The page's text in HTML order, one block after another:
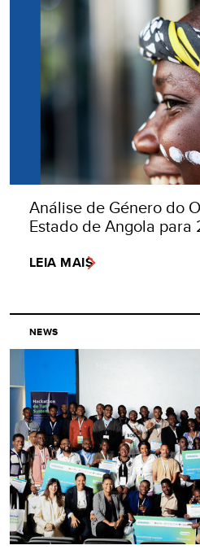
Análise de Género do
Estado de Angola para
LEIA MAIS
NEWS